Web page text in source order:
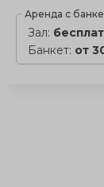
Аренда с
Зал:
Банкет: от